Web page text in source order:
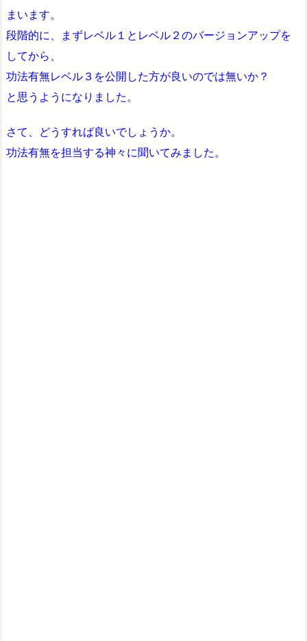
まいます。
段階的に、まずレベル１とレベル２のバージョンアップを
してから、
功法有無レベル３を公開した方が良いのでは無いか？
と思うようになりました。
さて、どうすれば良いでしょうか。
功法有無を担当する神々に聞いてみました。